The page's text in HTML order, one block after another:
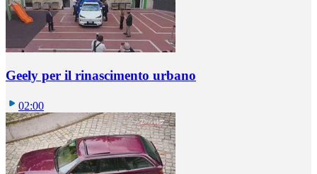
Geely per il rinascimento urbano
02:00